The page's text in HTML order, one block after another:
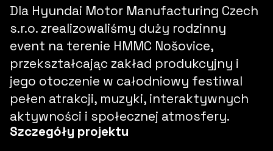
Dla Hyundai Motor Manufacturing Czech
s.r.o. zrealizowaliśmy duży rodzinny
event na terenie HMMC Nošovice,
przekształcając zakład produkcyjny i
jego otoczenie w całodniowy festiwal
pełen atrakcji, muzyki, interaktywnych
aktywności i społecznej atmosfery.
Szczegóły projektu